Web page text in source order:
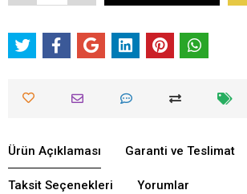
Ürün Açıklaması Garanti ve Teslimat
Taksit Seçenekleri Yorumlar